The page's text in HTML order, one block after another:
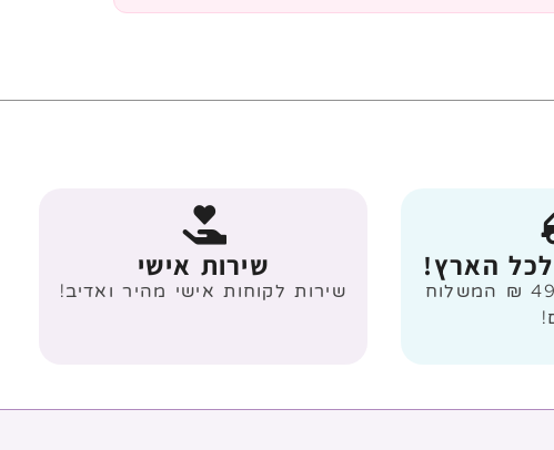
הארץ!
בכל קניה מעל 499 ₪ המשלוח
שירות אישי
שירות לקוחות אישי מהיר ואדיב!